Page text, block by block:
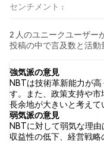
センチメント :
2 人のユニークユーザー
投稿の中で言及数と活動
強気 でした。 最後に、
ました。 Twitterでは、
0.00% のツイートが弱気
は NBT に対して中立的
トに基づいています。
強気派の意見
NBTは技術革新能力が
す。また、政策支持や
長余地が大きいと考えて
弱気派の意見
NBTに対して弱気な理由
収益性の低下、経営戦略